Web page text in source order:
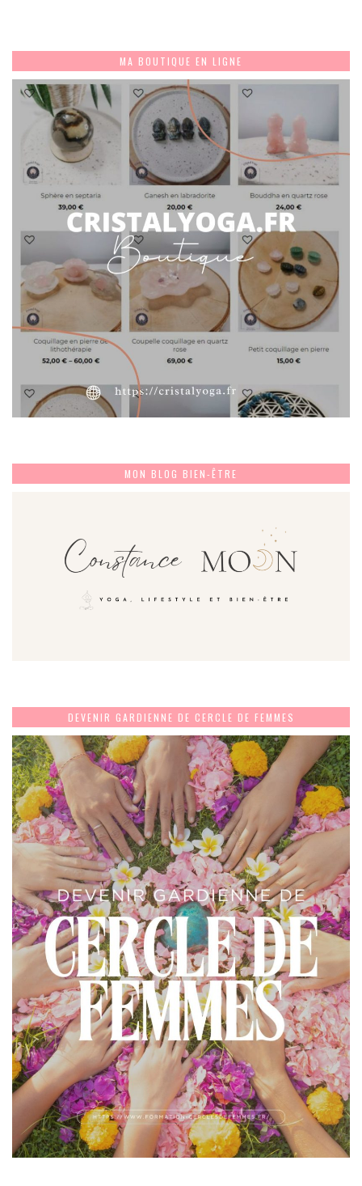
MA BOUTIQUE EN LIGNE
MON BLOG BIEN-ÊTRE
DEVENIR GARDIENNE DE CERCLE DE FEMMES